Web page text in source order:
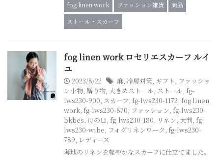
fog linen work ファッション雑貨
商品
ストール・スカーフ
fog linen work ロセリエスカーフ ルイ
ユ
2023/8/22 麻, 冷房対策, ギフト, ファッショ
ン小物, 贈り物, 大きめストール, ストール, fg-
lws230-900, スカーフ, fg-lws230-1172, fog linen
work, fg-lws230-870, ファッション, fg-lws230-
bkbes, 母の日, fg-lws230-180, リネン, 大判, fg-
lws230-wibe, フォグリネンワーク, fg-lws230-
789, レディース
薄地のリネンを軽やかなスカーフに仕立てました。